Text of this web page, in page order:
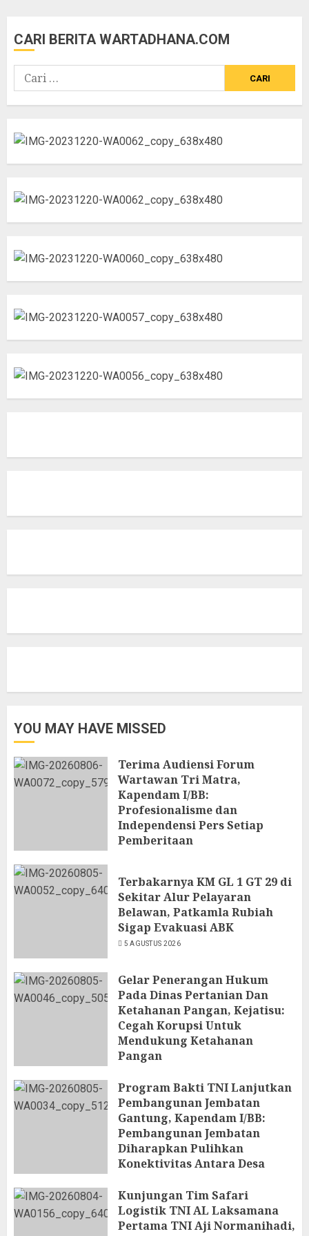
CARI BERITA WARTADHANA.COM
Cari
untuk:
YOU MAY HAVE MISSED
Terima Audiensi Forum
Wartawan Tri Matra,
Kapendam I/BB:
Profesionalisme dan
Independensi Pers Setiap
Pemberitaan
Terbakarnya KM GL 1 GT 29 di
Sekitar Alur Pelayaran
Belawan, Patkamla Rubiah
Sigap Evakuasi ABK
5 AGUSTUS 2026
Gelar Penerangan Hukum
Pada Dinas Pertanian Dan
Ketahanan Pangan, Kejatisu:
Cegah Korupsi Untuk
Mendukung Ketahanan
Pangan
Program Bakti TNI Lanjutkan
Pembangunan Jembatan
Gantung, Kapendam I/BB:
Pembangunan Jembatan
Diharapkan Pulihkan
Konektivitas Antara Desa
Kunjungan Tim Safari
Logistik TNI AL Laksamana
Pertama TNI Aji Normanihadi,